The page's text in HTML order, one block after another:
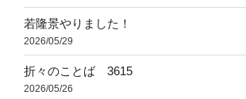
若隆景やりました！
2026/05/29
折々のことば 3615
2026/05/26